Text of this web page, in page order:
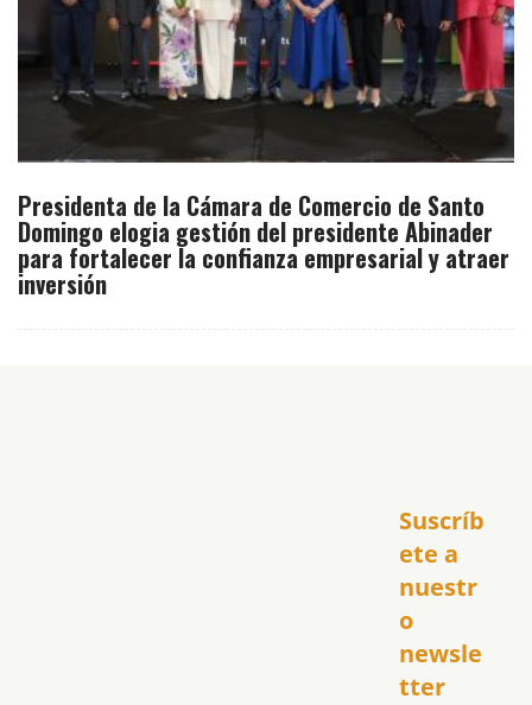
Presidenta de la Cámara de Comercio de Santo
Domingo elogia gestión del presidente Abinader
para fortalecer la confianza empresarial y atraer
inversión
Suscríb
ete a
nuestr
o
newsle
tter